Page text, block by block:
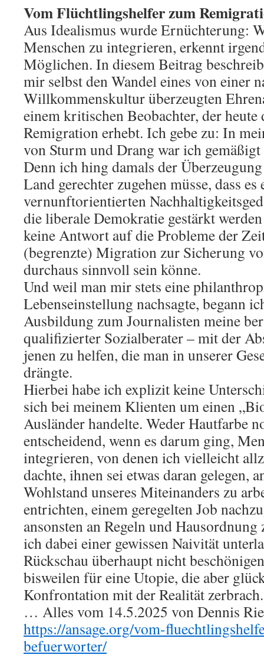
Vom Flüchtlingshelfer zum
Aus Idealismus wurde Ernüchterung:
Menschen zu integrieren, erkennt
Möglichen. In diesem Beitrag
mir selbst den Wandel eines von einer
Willkommenskultur überzeugten
einem kritischen Beobachter, der
Remigration erhebt. Ich gebe zu: In
von Sturm und Drang war ich
Denn ich hing damals der
Land gerechter zugehen müsse, dass es
vernunftorientierten
die liberale Demokratie gestärkt
keine Antwort auf die Probleme der
(begrenzte) Migration zur Sicherung
durchaus sinnvoll sein könne.
Und weil man mir stets eine
Lebenseinstellung nachsagte, begann
Ausbildung zum Journalisten meine
qualifizierter Sozialberater – mit der
jenen zu helfen, die man in unserer
drängte.
Hierbei habe ich explizit keine
sich bei meinem Klienten um einen
Ausländer handelte. Weder Hautfarbe
entscheidend, wenn es darum ging,
integrieren, von denen ich vielleicht
dachte, ihnen sei etwas daran gelegen,
Wohlstand unseres Miteinanders zu
entrichten, einem geregelten Job
ansonsten an Regeln und Hausordnung
ich dabei einer gewissen Naivität
Rückschau überhaupt nicht
bisweilen für eine Utopie, die aber
Konfrontation mit der Realität zerbrach.
… Alles vom 14.5.2025 von Dennis
https://ansage.org/vom-
befuerworter/